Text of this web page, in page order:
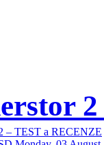
– TEST a RECENZE